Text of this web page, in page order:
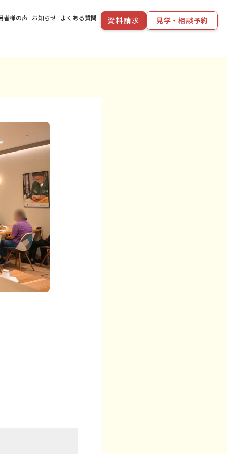
者様の声 お知らせ よくある質問 資料請求 見学・相談予約